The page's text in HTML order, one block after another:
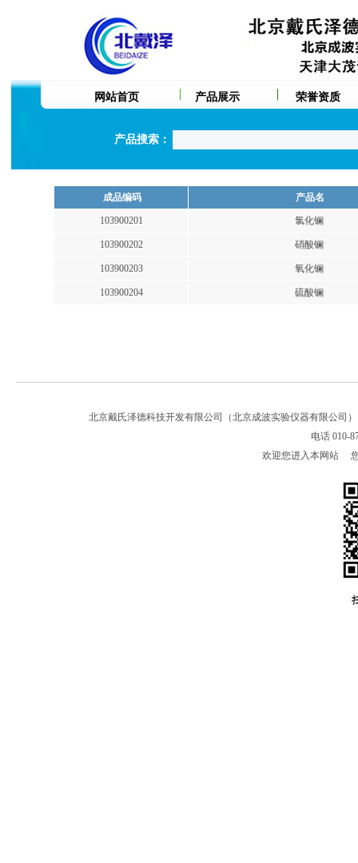
网站首页 产品展示 荣誉资质
产品搜索：
成品编码 产品名
103900201 氯化镧
103900202 硝酸镧
103900203 氧化镧
103900204 硫酸镧
北京戴氏泽德科技开发有限公司（北京成波实验仪器有限公司
电话 010-
欢迎您进入本网站